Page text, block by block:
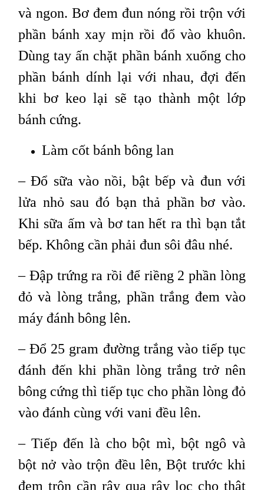
và ngon. Bơ đem đun nóng rồi trộn với
phần bánh xay mịn rồi đổ vào khuôn.
Dùng tay ấn chặt phần bánh xuống cho
phần bánh dính lại với nhau, đợi đến
khi bơ keo lại sẽ tạo thành một lớp
bánh cứng.
Làm cốt bánh bông lan
– Đổ sữa vào nồi, bật bếp và đun với
lửa nhỏ sau đó bạn thả phần bơ vào.
Khi sữa ấm và bơ tan hết ra thì bạn tắt
bếp. Không cần phải đun sôi đâu nhé.
– Đập trứng ra rồi để riềng 2 phần lòng
đỏ và lòng trắng, phần trắng đem vào
máy đánh bông lên.
– Đổ 25 gram đường trắng vào tiếp tục
đánh đến khi phần lòng trắng trở nên
bông cứng thì tiếp tục cho phần lòng đỏ
vào đánh cùng với vani đều lên.
– Tiếp đến là cho bột mì, bột ngô và
bột nở vào trộn đều lên, Bột trước khi
đem trộn cần rây qua rây lọc cho thật